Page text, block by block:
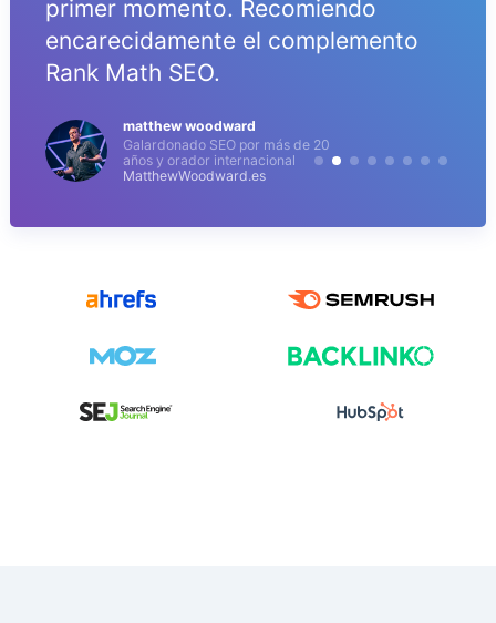
primer momento. Recomiendo
encarecidamente el complemento
Rank Math SEO.
matthew woodward
Galardonado SEO por más de 20
años y orador internacional
MatthewWoodward.es